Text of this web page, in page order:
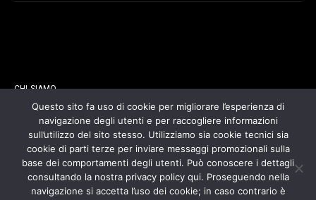
CHI SIAMO
CONTATTI
COOKIES POLICY
PRIVACY POLICY
Questo sito fa uso di cookie per migliorare l’esperienza di
navigazione degli utenti e per raccogliere informazioni
sull’utilizzo del sito stesso. Utilizziamo sia cookie tecnici sia
cookie di parti terze per inviare messaggi promozionali sulla
base dei comportamenti degli utenti. Può conoscere i dettagli
consultando la nostra privacy policy qui. Proseguendo nella
navigazione si accetta l’uso dei cookie; in caso contrario è